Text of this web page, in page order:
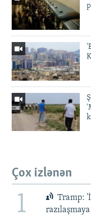
Çox izlənən
1
Tramp: